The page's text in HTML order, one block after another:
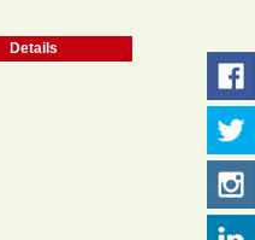
Details